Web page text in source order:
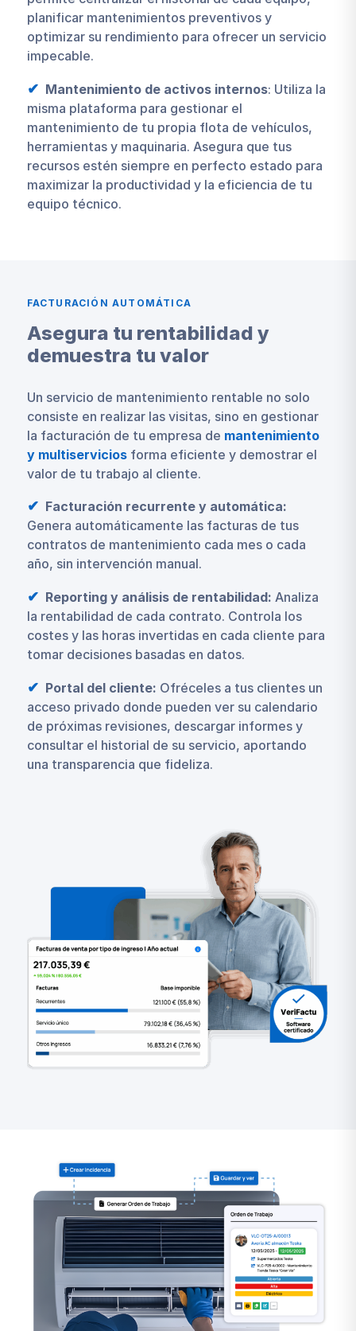
planificar mantenimientos preventivos y
optimizar su rendimiento para ofrecer un servicio
impecable.
Mantenimiento de activos internos: Utiliza la
misma plataforma para gestionar el
mantenimiento de tu propia flota de vehículos,
herramientas y maquinaria. Asegura que tus
recursos estén siempre en perfecto estado para
maximizar la productividad y la eficiencia de tu
equipo técnico.
FACTURACIÓN AUTOMÁTICA
Asegura tu rentabilidad y
demuestra tu valor
Un servicio de mantenimiento rentable no solo
consiste en realizar las visitas, sino en gestionar
la facturación de tu empresa de mantenimiento
y multiserviciosforma eficiente y demostrar el
valor de tu trabajo al cliente.
Facturación recurrente y automática:
Genera automáticamente las facturas de tus
contratos de mantenimiento cada mes o cada
año, sin intervención manual.
Reporting y análisis de rentabilidad: Analiza
la rentabilidad de cada contrato. Controla los
costes y las horas invertidas en cada cliente para
tomar decisiones basadas en datos.
Portal del cliente: Ofréceles a tus clientes un
acceso privado donde pueden ver su calendario
de próximas revisiones, descargar informes y
consultar el historial de su servicio, aportando
una transparencia que fideliza.